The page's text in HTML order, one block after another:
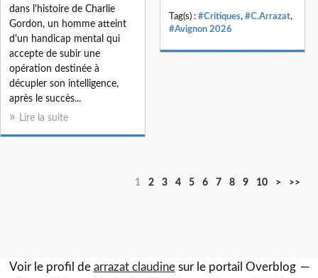
Tag(s) : #Critiques, #C.Arrazat,
#Avignon 2026
dans l'histoire de Charlie
Gordon, un homme atteint
d'un handicap mental qui
accepte de subir une
opération destinée à
décupler son intelligence,
après le succès...
Lire la suite
1 2 3 4 5 6 7 8 9 10
2
3
> >>
Voir le profil de arrazat claudinesur le portail Overblog